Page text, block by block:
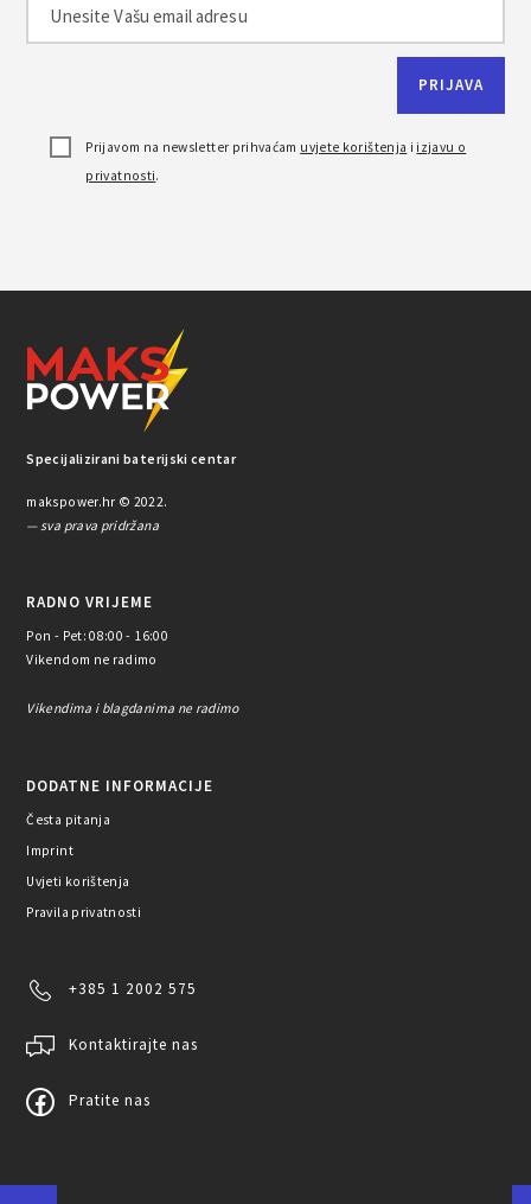
Prijavom na newsletter prihvaćam uvjete korištenja i izjavu o
privatnosti.
Specijalizirani baterijski centar
makspower.hr © 2022.
— sva prava pridržana
RADNO VRIJEME
Pon - Pet: 08:00 - 16:00
Vikendom ne radimo
Vikendima i blagdanima ne radimo
DODATNE INFORMACIJE
Česta pitanja
Imprint
Uvjeti korištenja
Pravila privatnosti
+385 1 2002 575
Kontaktirajte nas
Pratite nas